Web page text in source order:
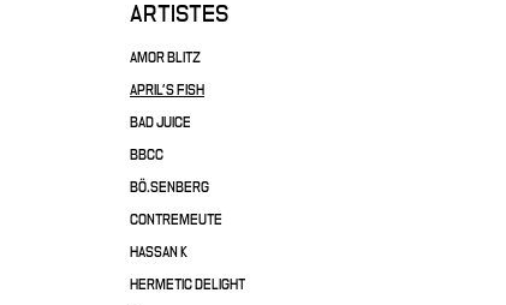
ARTISTES
AMOR BLITZ
APRIL'S FISH
BAD JUICE
BBCC
BÖ.SENBERG
CONTREMEUTE
HASSAN K
HERMETIC DELIGHT